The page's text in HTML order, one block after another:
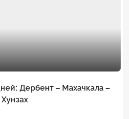
Дербент – Махачкала –
Хунзах